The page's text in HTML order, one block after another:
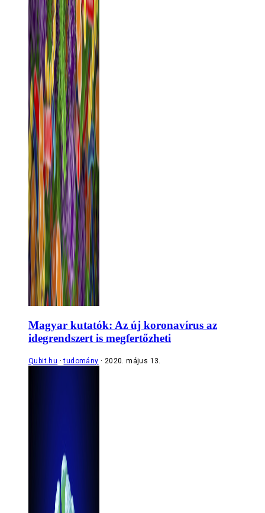
Magyar kutatók: Az új koronavírus az
idegrendszert is megfertőzheti
Qubit.hu tudomány 2020. május 13.